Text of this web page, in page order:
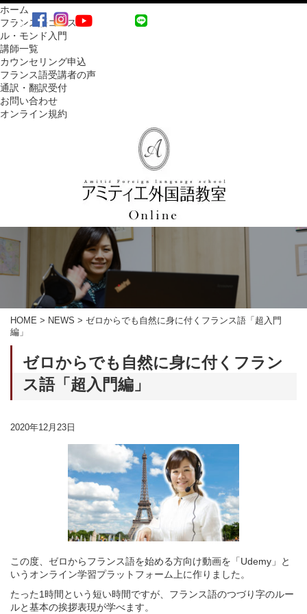
ホーム
フランス語コース
ル・モンド入門
講師一覧
カウンセリング申込
フランス語受講者の声
通訳・翻訳受付
お問い合わせ
オンライン規約
HOME > NEWS > ゼロからでも自然に身に付くフランス語「超入門
編」
ゼロからでも自然に身に付くフラン
ス語「超入門編」
2020年12月23日
この度、ゼロからフランス語を始める方向け動画を「Udemy 」と
いうオンライン学習プラットフォーム上に作りました。
たった1時間という短い時間ですが、フランス語のつづり字のルー
ルと基本の挨拶表現が学べます。